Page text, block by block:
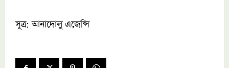
সূত্র: আনাদোলু এজেন্সি